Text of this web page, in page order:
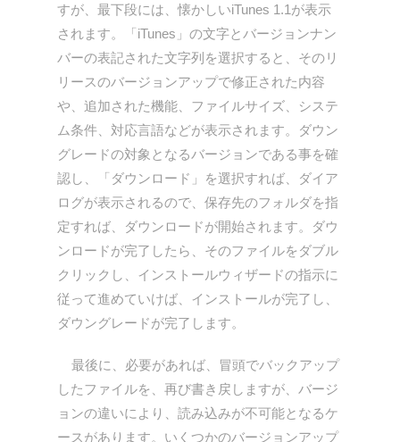
すが、最下段には、懐かしいiTunes 1.1が表示
されます。「iTunes」の文字とバージョンナン
バーの表記された文字列を選択すると、そのリ
リースのバージョンアップで修正された内容
や、追加された機能、ファイルサイズ、システ
ム条件、対応言語などが表示されます。ダウン
グレードの対象となるバージョンである事を確
認し、「ダウンロード」を選択すれば、ダイア
ログが表示されるので、保存先のフォルダを指
定すれば、ダウンロードが開始されます。ダウ
ンロードが完了したら、そのファイルをダブル
クリックし、インストールウィザードの指示に
従って進めていけば、インストールが完了し、
ダウングレードが完了します。
最後に、必要があれば、冒頭でバックアップ
したファイルを、再び書き戻しますが、バージ
ョンの違いにより、読み込みが不可能となるケ
ースがあります。いくつかのバージョンアップ